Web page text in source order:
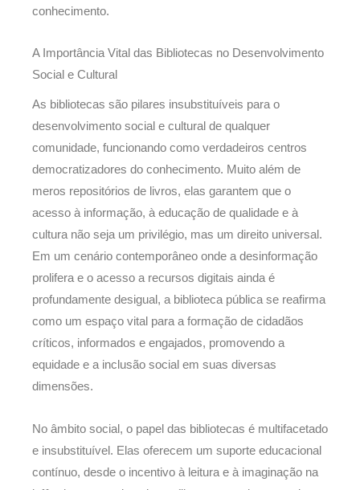
conhecimento.
A Importância Vital das Bibliotecas no Desenvolvimento
Social e Cultural
As bibliotecas são pilares insubstituíveis para o
desenvolvimento social e cultural de qualquer
comunidade, funcionando como verdadeiros centros
democratizadores do conhecimento. Muito além de
meros repositórios de livros, elas garantem que o
acesso à informação, à educação de qualidade e à
cultura não seja um privilégio, mas um direito universal.
Em um cenário contemporâneo onde a desinformação
prolifera e o acesso a recursos digitais ainda é
profundamente desigual, a biblioteca pública se reafirma
como um espaço vital para a formação de cidadãos
críticos, informados e engajados, promovendo a
equidade e a inclusão social em suas diversas
dimensões.
No âmbito social, o papel das bibliotecas é multifacetado
e insubstituível. Elas oferecem um suporte educacional
contínuo, desde o incentivo à leitura e à imaginação na